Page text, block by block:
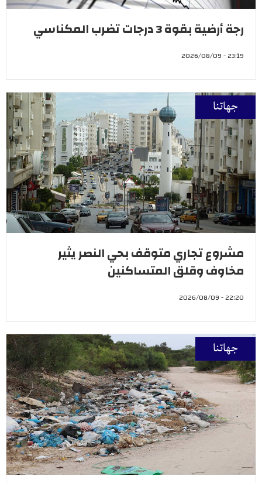
رجة أرضية بقوة 3 درجات تضرب المكناسي
23:19 - 2026/08/09
جهاتنا
مشروع تجاري متوقف بحي النصر يثير
مخاوف وقلق المتساكنين
22:20 - 2026/08/09
جهاتنا